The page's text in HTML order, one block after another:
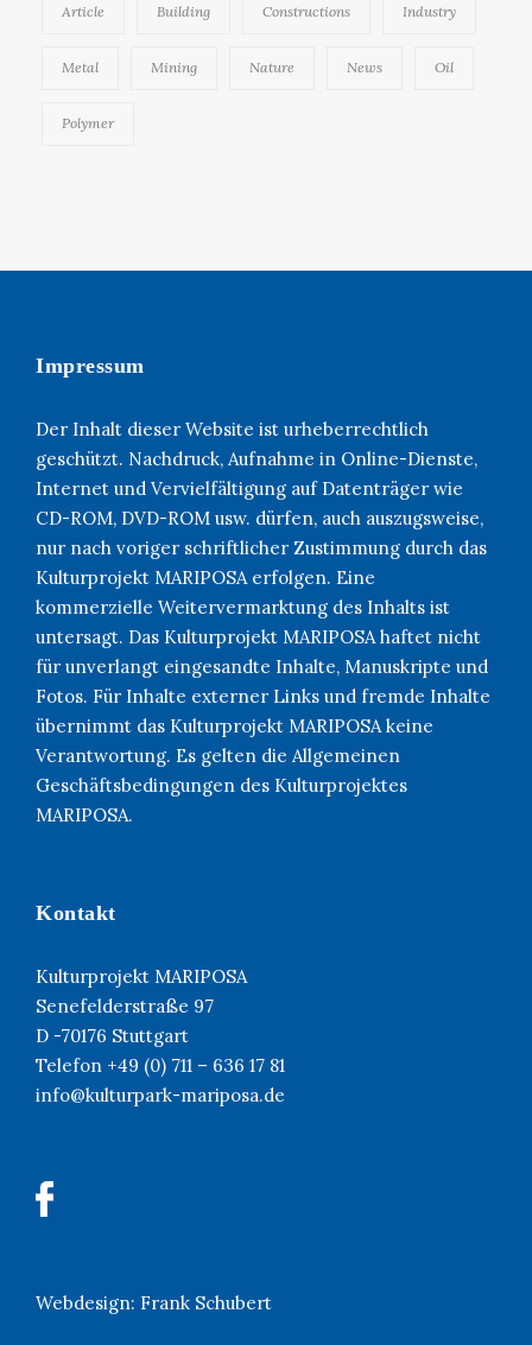
Article Building Constructions Industry
Metal Mining Nature News Oil
Polymer
Impressum
Der Inhalt dieser Website ist urheberrechtlich
geschützt. Nachdruck, Aufnahme in Online-Dienste,
Internet und Vervielfältigung auf Datenträger wie
CD-ROM, DVD-ROM usw. dürfen, auch auszugsweise,
nur nach voriger schriftlicher Zustimmung durch das
Kulturprojekt MARIPOSA erfolgen. Eine
kommerzielle Weitervermarktung des Inhalts ist
untersagt. Das Kulturprojekt MARIPOSA haftet nicht
für unverlangt eingesandte Inhalte, Manuskripte und
Fotos. Für Inhalte externer Links und fremde Inhalte
übernimmt das Kulturprojekt MARIPOSA keine
Verantwortung. Es gelten die Allgemeinen
Geschäftsbedingungen des Kulturprojektes
MARIPOSA.
Kontakt
Kulturprojekt MARIPOSA
Senefelderstraße 97
D -70176 Stuttgart
Telefon +49 (0) 711 – 636 17 81
info@kulturpark-mariposa.de
Webdesign: Frank Schubert